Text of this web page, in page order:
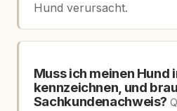
Hund verursacht.
Muss ich meinen Hund
kennzeichnen, und
Sachkundenachweis?